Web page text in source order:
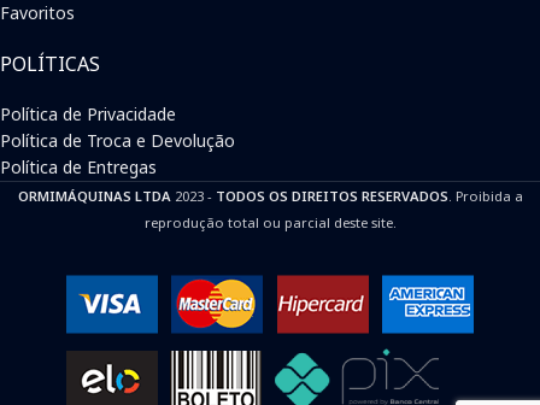
Favoritos
POLÍTICAS
Política de Privacidade
Política de Troca e Devolução
Política de Entregas
ORMIMÁQUINAS LTDA2023 - TODOS OS DIREITOS RESERVADOS. Proibida a
reprodução total ou parcial deste site.